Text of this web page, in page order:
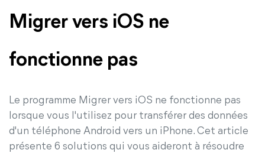
Migrer vers iOS ne
fonctionne pas
Le programme Migrer vers iOS ne fonctionne pas
lorsque vous l'utilisez pour transférer des données
d'un téléphone Android vers un iPhone. Cet article
présente 6 solutions qui vous aideront à résoudre